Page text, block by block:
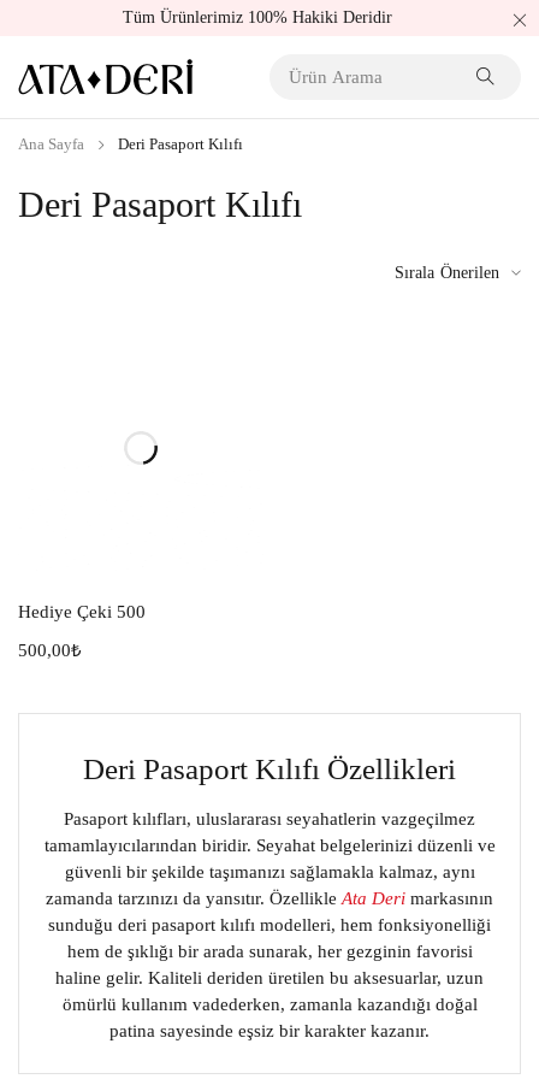
Tüm Ürünlerimiz 100% Hakiki Deridir
Deri Pasaport Kılıfı
Ana Sayfa Deri Pasaport Kılıfı
Sırala Önerilen
Hediye Çeki 500
500,00₺
Deri Pasaport Kılıfı Özellikleri
Pasaport kılıfları, uluslararası seyahatlerin vazgeçilmez
tamamlayıcılarından biridir. Seyahat belgelerinizi düzenli ve
güvenli bir şekilde taşımanızı sağlamakla kalmaz, aynı
zamanda tarzınızı da yansıtır. Özellikle Ata Deri markasının
sunduğu deri pasaport kılıfı modelleri, hem fonksiyonelliği
hem de şıklığı bir arada sunarak, her gezginin favorisi
haline gelir. Kaliteli deriden üretilen bu aksesuarlar, uzun
ömürlü kullanım vadederken, zamanla kazandığı doğal
patina sayesinde eşsiz bir karakter kazanır.